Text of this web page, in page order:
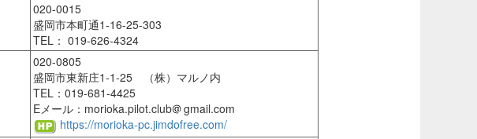
020-0015
盛岡市本町通1-16-25-303
TEL： 019-626-4324
020-0805
盛岡市東新庄1-1-25 （株）マルノ内
TEL：019-681-4425
Eメール：morioka.pilot.club
gmail.com
https://morioka-pc.jimdofree.com/